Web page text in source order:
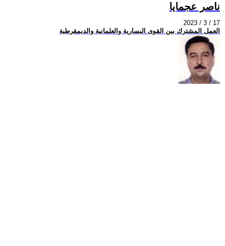
ناصر عجمايا
2023 / 3 / 17
العمل المشترك بين القوى اليسارية والعلمانية والديمقرطية